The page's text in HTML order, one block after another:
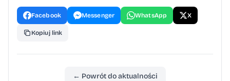
Facebook Messenger WhatsApp X
Kopiuj link
← Powrót do aktualności